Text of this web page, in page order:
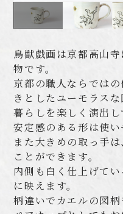
鳥獣戯画は京都高山
物です。
京都の職人ならでは
きとしたユーモラス
暮らしを楽しく演出し
安定感のある形は使い
また大きめの取っ手
ことができます。
内側も白く仕上げて
に映えます。
柄違いでカエルの図柄